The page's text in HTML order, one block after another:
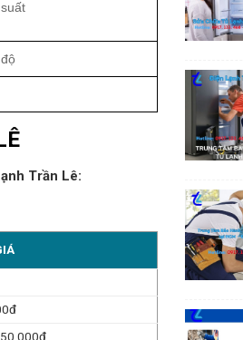
Trần Lê: